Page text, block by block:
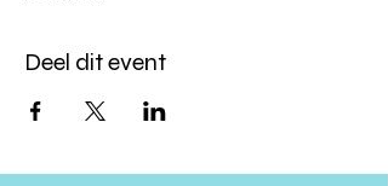
Deel dit event